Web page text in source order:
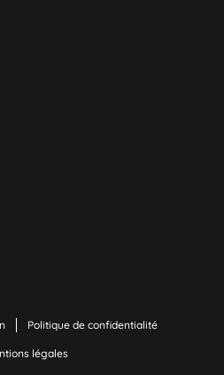
Politique de confidentialité
légales